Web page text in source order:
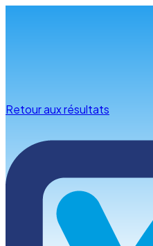
Retour aux résultats